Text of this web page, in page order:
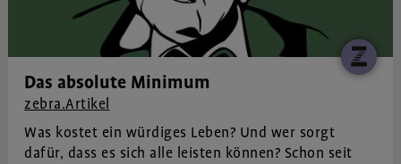
Das absolute Minimum
zebra.Artikel
Was kostet ein würdiges Leben? Und wer sorgt
dafür, dass es sich alle leisten können? Schon seit